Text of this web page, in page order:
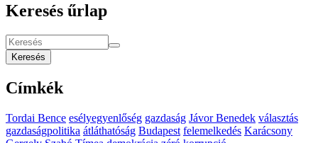
Keresés űrlap
Keresés
Címkék
Tordai Bence esélyegyenlőség gazdaság Jávor Benedek választás
gazdaságpolitika átláthatóság Budapest felemelkedés Karácsony